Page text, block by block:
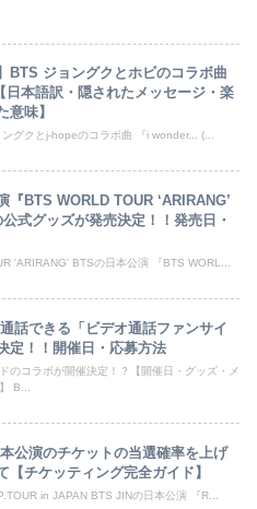
BTS ジョングクとホビのコラボ曲
本語訳・隠されたメッセージ・楽
意味】
グクとj-hopeのコラボ曲 『i wonder... (...
『BTS WORLD TOUR ‘ARIRANG’
公式グッズが発売決定！！発売日・
'ARIRANG' BTSの日本公演 『BTS WORL...
話できる「ビデオ通話ファンサイ
定！！開催日・応募方法
のコラボが開催決定！？【開催日・グッズ・メ
B...
公演のチケットの当選確率を上げ
【チケッティング完全ガイド】
in JAPAN BTS JINの日本公演 『R...